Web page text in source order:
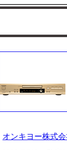
オンキヨー株式